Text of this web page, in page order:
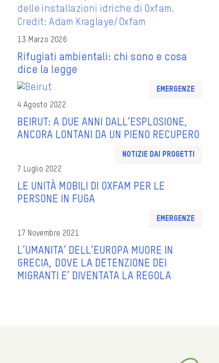
13 Marzo 2026
Rifugiati ambientali: chi sono e cosa
dice la legge
Emergenze
4 Agosto 2022
BEIRUT: A DUE ANNI DALL’ESPLOSIONE,
ANCORA LONTANI DA UN PIENO RECUPERO
Notizie dai progetti
7 Luglio 2022
LE UNITÀ MOBILI DI OXFAM PER LE
PERSONE IN FUGA
Emergenze
17 Novembre 2021
L’UMANITA’ DELL’EUROPA MUORE IN
GRECIA, DOVE LA DETENZIONE DEI
MIGRANTI E’ DIVENTATA LA REGOLA